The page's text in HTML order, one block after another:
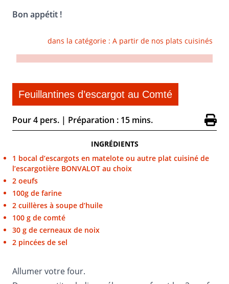
Bon appétit !
dans la catégorie : A partir de nos plats cuisinés
Feuillantines d’escargot au Comté
Pour 4 pers. | Préparation : 15 mins.
INGRÉDIENTS
1 bocal d’escargots en matelote ou autre plat cuisiné de
l’escargotière BONVALOT au choix
2 oeufs
100g de farine
2 cuillères à soupe d’huile
100 g de comté
30 g de cerneaux de noix
2 pincées de sel
Allumer votre four.